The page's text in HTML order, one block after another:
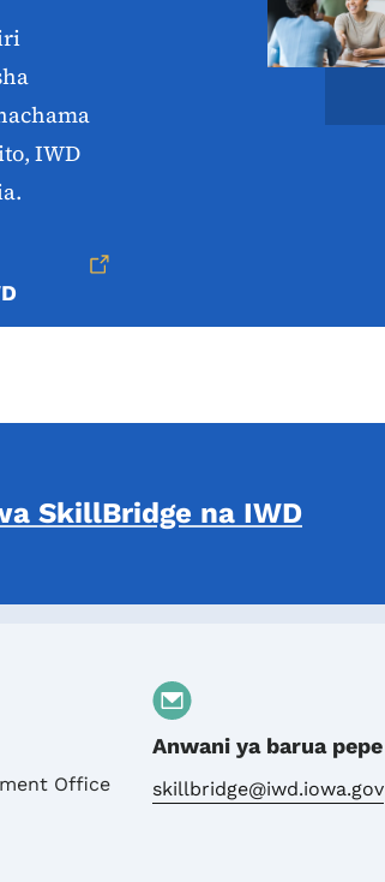
IWD
SkillBridge na IWD
Office
Anwani ya barua pepe
skillbridge@iwd.iowa.gov